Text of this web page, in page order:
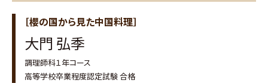
［櫻の国から見た中国料理］
大門 弘季
調理師科１年コース
高等学校卒業程度認定試験 合格